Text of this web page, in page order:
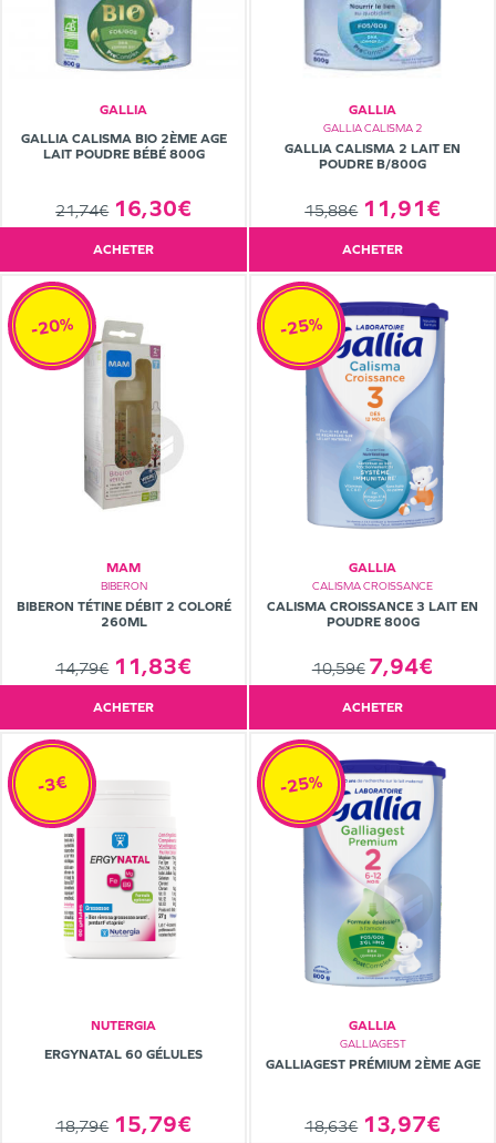
GALLIA
GALLIA CALISMA BIO 2ÈME AGE
LAIT POUDRE BÉBÉ 800G
21,74€ 16,30€
ACHETER
GALLIA
GALLIA CALISMA 2
GALLIA CALISMA 2 LAIT EN
POUDRE B/800G
15,88€ 11,91€
ACHETER
MAM
BIBERON
BIBERON TÉTINE DÉBIT 2 COLORÉ
260ML
14,79€ 11,83€
-20%
ACHETER
GALLIA
CALISMA CROISSANCE
CALISMA CROISSANCE 3 LAIT EN
POUDRE 800G
10,59€ 7,94€
-25%
ACHETER
NUTERGIA
ERGYNATAL 60 GÉLULES
18,79€ 15,79€
-3€
GALLIA
GALLIAGEST
GALLIAGEST PRÉMIUM 2ÈME AGE
18,63€ 13,97€
-25%